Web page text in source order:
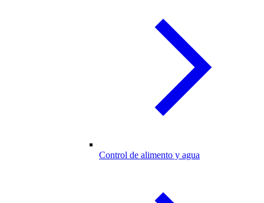
Control de alimento y agua